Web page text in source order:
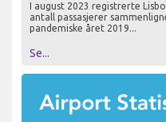
I august 2023 registrerte
antall passasjerer
pandemiske året 2019...
Se...